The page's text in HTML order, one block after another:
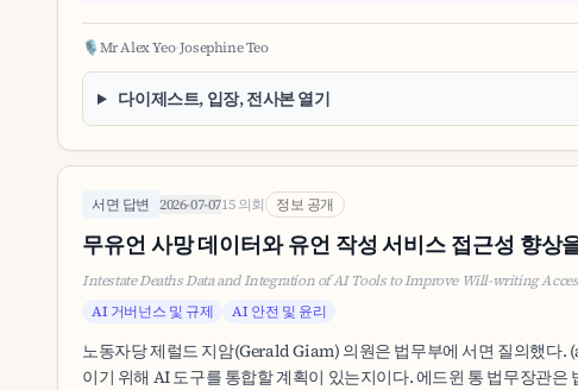
🎙️Mr Alex Yeo·Josephine Teo
다이제스트, 입장, 전사본 열기
서면 답변 2026-07-0715 의회 정보 공개
무유언 사망 데이터와 유언 작성 서비스 접근성 향상
Intestate Deaths Data and Integration of AI Tools to Improve Will-writing
AI 거버넌스 및 규제
AI 안전 및 윤리
노동자당 제럴드 지암(Gerald Giam) 의원은 법무부에 서면 질의했다.
이기 위해 AI 도구를 통합할 계획이 있는지이다. 에드윈 통 법무장관